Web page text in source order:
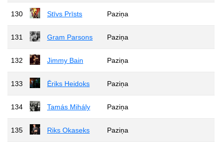
130 Stīvs Prīsts Paziņa
131 Gram Parsons Paziņa
132 Jimmy Bain Paziņa
133 Ēriks Heidoks Paziņa
134 Tamás Mihály Paziņa
135 Riks Okaseks Paziņa